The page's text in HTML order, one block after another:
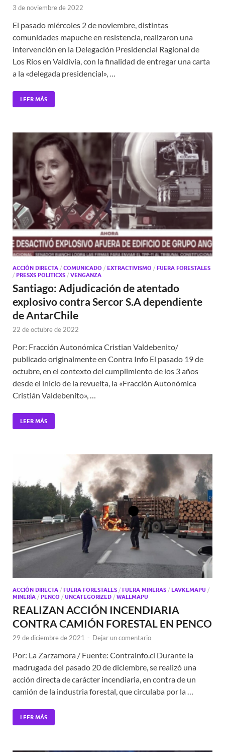
3 de noviembre de 2022
El pasado miércoles 2 de noviembre, distintas
comunidades mapuche en resistencia, realizaron una
intervención en la Delegación Presidencial Ragional de
Los Ríos en Valdivia, con la finalidad de entregar una carta
a la «delegada presidencial», …
LEER MÁS
ACCIÓN DIRECTA / COMUNICADO / EXTRACTIVISMO / FUERA FORESTALES
/ PRESXS POLITICXS / VENGANZA
Santiago: Adjudicación de atentado
explosivo contra Sercor S.A dependiente
de AntarChile
22 de octubre de 2022
Por: Fracción Autonómica Cristian Valdebenito/
publicado originalmente en Contra Info El pasado 19 de
octubre, en el contexto del cumplimiento de los 3 años
desde el inicio de la revuelta, la «Fracción Autonómica
Cristián Valdebenito», …
LEER MÁS
ACCIÓN DIRECTA / FUERA FORESTALES / FUERA MINERAS / LAVKEMAPU /
MINERÍA / PENCO / UNCATEGORIZED / WALLMAPU
REALIZAN ACCIÓN INCENDIARIA
CONTRA CAMIÓN FORESTAL EN PENCO
29 de diciembre de 2021 - Dejar un comentario
Por: La Zarzamora / Fuente: Contrainfo.cl Durante la
madrugada del pasado 20 de diciembre, se realizó una
acción directa de carácter incendiaria, en contra de un
camión de la industria forestal, que circulaba por la …
LEER MÁS